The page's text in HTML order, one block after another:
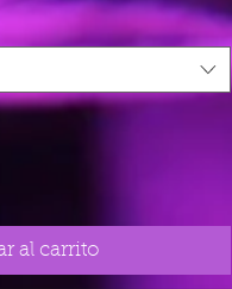
al carrito